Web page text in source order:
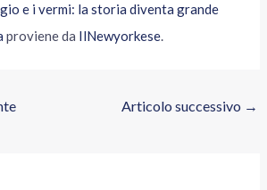
e i vermi: la storia diventa grande
proviene da IlNewyorkese.
Articolo successivo →